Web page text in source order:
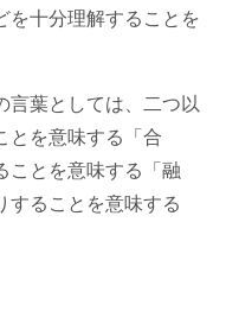
を十分理解することを
言葉としては、二つ以
とを意味する「合
ことを意味する「融
することを意味する